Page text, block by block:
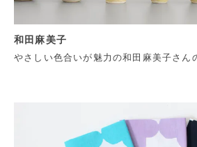
和田麻美子
やさしい色合いが魅力の和田麻美子さん